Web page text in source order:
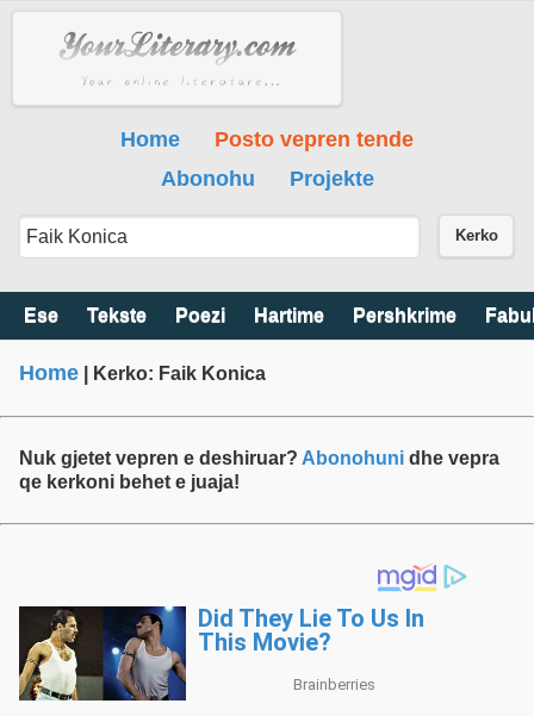
Home
Posto vepren tende
Abonohu
Projekte
Kerko
Ese Tekste Poezi Hartime Pershkrime
Home | Kerko: Faik Konica
Nuk gjetet vepren e deshiruar? Abonohuni dhe vepra
qe kerkoni behet e juaja!